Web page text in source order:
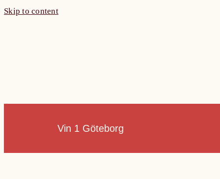
Skip to content
Vin 1 Göteborg